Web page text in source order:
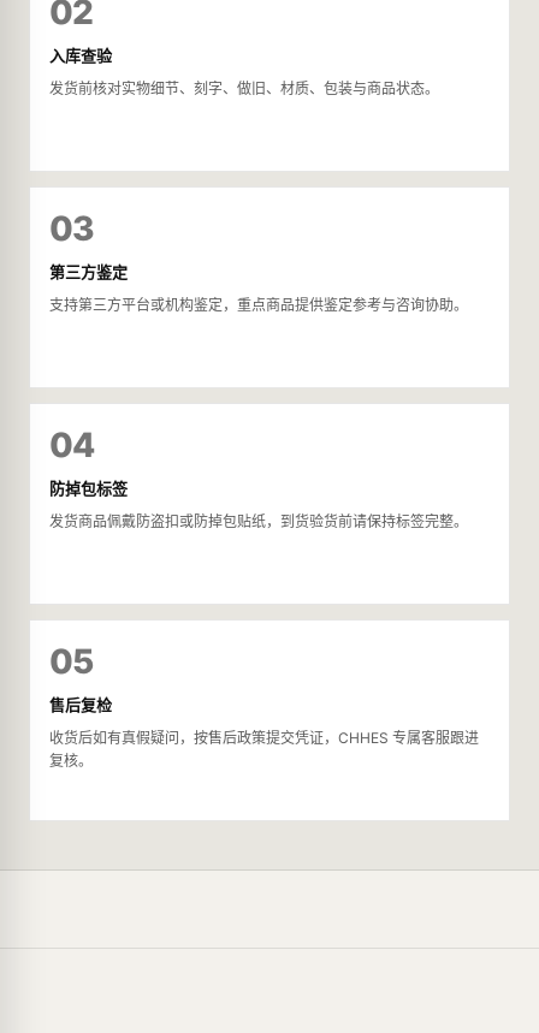
02
入库查验
发货前核对实物细节、刻字、做旧、材质、包装与商品状态。
03
第三方鉴定
支持第三方平台或机构鉴定，重点商品提供鉴定参考与咨询协助。
04
防掉包标签
发货商品佩戴防盗扣或防掉包贴纸，到货验货前请保持标签完整。
05
售后复检
收货后如有真假疑问，按售后政策提交凭证，CHHES 专属客服跟进
复核。